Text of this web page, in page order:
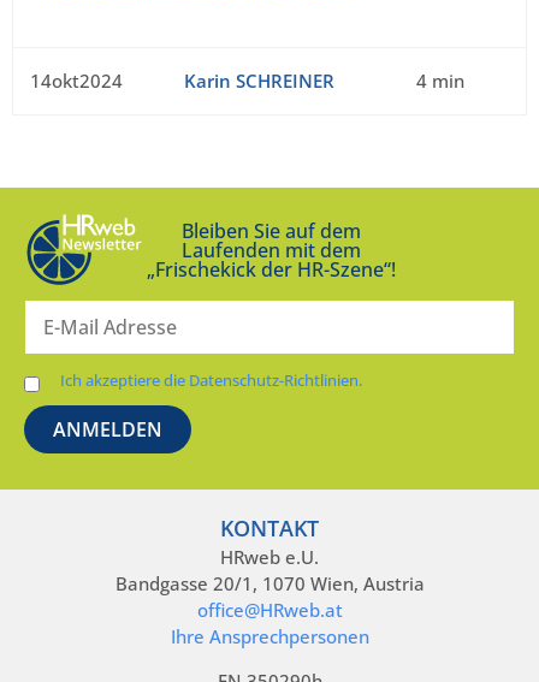
14okt2024 Karin SCHREINER 4 min
Bleiben Sie auf dem
Laufenden mit dem
„Frischekick der HR-Szene“!
Ich akzeptiere die Datenschutz-Richtlinien.
KONTAKT
HRweb e.U.
Bandgasse 20/1, 1070 Wien, Austria
office@HRweb.at
Ihre Ansprechpersonen